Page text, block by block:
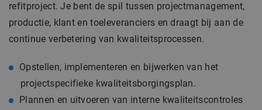
refitproject. Je bent de spil tussen projectmanagement,
productie, klant en toeleveranciers en draagt bij aan de
continue verbetering van kwaliteitsprocessen.
Opstellen, implementeren en bijwerken van het
projectspecifieke kwaliteitsborgingsplan.
Plannen en uitvoeren van interne kwaliteitscontroles